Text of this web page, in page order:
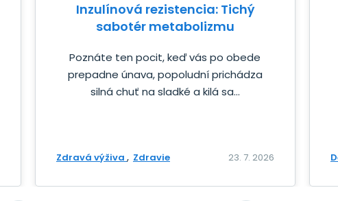
Inzulínová rezistencia: Tichý
sabotér metabolizmu
Poznáte ten pocit, keď vás po obede
prepadne únava, popoludní prichádza
silná chuť na sladké a kilá sa...
Zdravá výživa Zdravie 23. 7. 2026